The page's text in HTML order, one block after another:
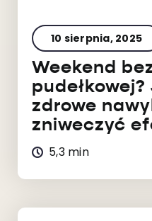
10 sierpnia, 2025
Weekend
zdrowe
zniweczyć
5,3 min